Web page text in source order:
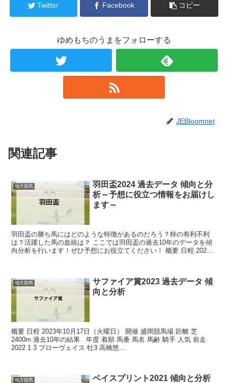
Twitter Facebook コピー
ゆめもちのうまをフォローする
JEBloomnet
関連記事
地方競馬
羽田盃2024 過去データ 傾向と分
析～予想に役立つ情報をお届けし
ます～
羽田盃の勝ち馬にはどのような特徴があるのだろう？枠の有利不利
は？活躍した馬の血統は？ ここでは羽田盃の過去10年のデータを傾
向分析を行います！ぜひ予想にお役立てください！ 概要 日程 2024
地方競馬
サファイア賞2023 過去データ 傾
向と分析
概要 日程 2023年10月17日（火曜日） 開催 盛岡競馬場 距離 芝
2400m 過去10年の結果 年度 着順 馬番 馬名 馬齢 騎手 人気 前走
2022 1 3 ブローヴェイス 牡3 高橋悠...
地方競馬 ベイスプリント2021 傾向と分析